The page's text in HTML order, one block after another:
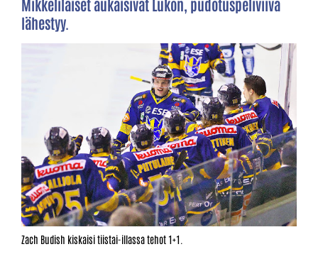
Mikkeliläiset aukaisivat Lukon, pudotuspeliviiva
lähestyy.
Zach Budish kiskaisi tiistai-illassa tehot 1+1.